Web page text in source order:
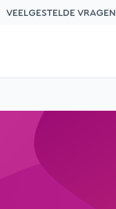
VEELGESTELDE VRAGEN